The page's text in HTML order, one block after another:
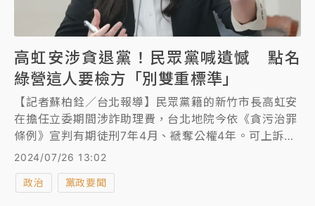
高虹安涉貪退黨！民眾黨喊遺憾 點名
綠營這人要檢方「別雙重標準」
【記者蘇柏銓／台北報導】民眾黨籍的新竹市長高虹安
在擔任立委期間涉詐助理費，台北地院今依《貪污治罪
條例》宣判有期徒刑7年4月、褫奪公權4年。可上訴。
高虹安稍早表示將提出上訴，並即刻退出台灣民眾黨。
俋不應雙重標準。對於高虹安退黨，後續將依規定辦理
2024/07/26 13:02
政治 黨政要聞